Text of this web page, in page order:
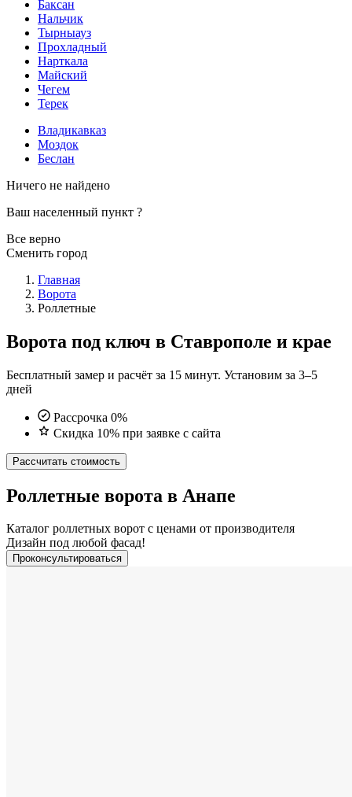
Баксан
Нальчик
Тырныауз
Прохладный
Нарткала
Майский
Чегем
Терек
Владикавказ
Моздок
Беслан
Ничего не найдено
Ваш населенный пункт ?
Все верно
Сменить город
Главная
Ворота
Роллетные
Ворота под ключ в Ставрополе и крае
Бесплатный замер и расчёт за 15 минут. Установим за 3–5
дней
Рассрочка 0%
Скидка 10% при заявке с сайта
Рассчитать стоимость
Роллетные ворота в Анапе
Каталог роллетных ворот с ценами от производителя
Дизайн под любой фасад!
Проконсультироваться